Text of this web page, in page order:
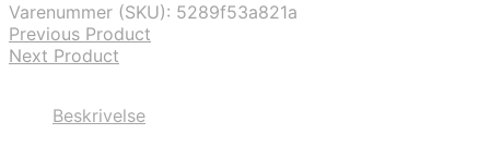
Varenummer (SKU): 5289f53a821a
Previous Product
Next Product
Beskrivelse